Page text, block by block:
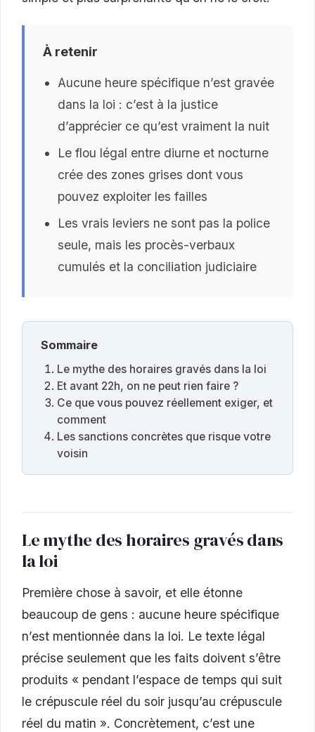
À retenir
Aucune heure spécifique n’est gravée
dans la loi : c’est à la justice
d’apprécier ce qu’est vraiment la nuit
Le flou légal entre diurne et nocturne
crée des zones grises dont vous
pouvez exploiter les failles
Les vrais leviers ne sont pas la police
seule, mais les procès-verbaux
cumulés et la conciliation judiciaire
Sommaire
Le mythe des horaires gravés dans la loi
Et avant 22h, on ne peut rien faire ?
Ce que vous pouvez réellement exiger, et
comment
Les sanctions concrètes que risque votre
voisin
Le mythe des horaires gravés dans
la loi
Première chose à savoir, et elle étonne
beaucoup de gens : aucune heure spécifique
n’est mentionnée dans la loi. Le texte légal
précise seulement que les faits doivent s’être
produits « pendant l’espace de temps qui suit
le crépuscule réel du soir jusqu’au crépuscule
réel du matin ». Concrètement, c’est une